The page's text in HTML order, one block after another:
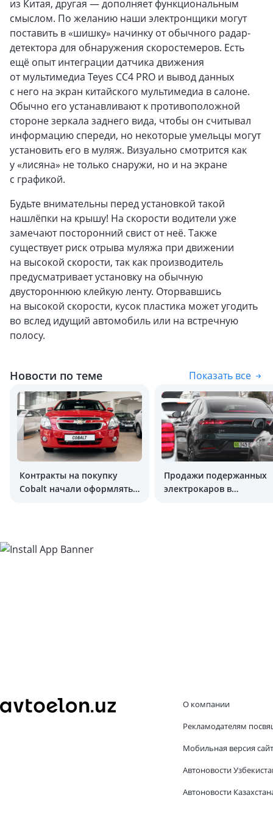
из Китая, другая — дополняет функциональным
смыслом. По желанию наши электронщики могут
поставить в «шишку» начинку от обычного радар-
детектора для обнаружения скоростемеров. Есть
ещё опыт интеграции датчика движения
от мультимедиа Teyes CC4 PRO и вывод данных
с него на экран китайского мультимедиа в салоне.
Обычно его устанавливают к противоположной
стороне зеркала заднего вида, чтобы он считывал
информацию спереди, но некоторые умельцы могут
установить его в муляж. Визуально смотрится как
у «лисяна» не только снаружи, но и на экране
с графикой.
Будьте внимательны перед установкой такой
нашлёпки на крышу! На скорости водители уже
замечают посторонний свист от неё. Также
существует риск отрыва муляжа при движении
на высокой скорости, так как производитель
предусматривает установку на обычную
двустороннюю клейкую ленту. Оторвавшись
на высокой скорости, кусок пластика может угодить
во вслед идущий автомобиль или на встречную
полосу.
Новости по теме Показать все
Контракты на покупку
Cobalt начали оформлять
Продажи подержанных
электрокаров в
О компании
Рекламодателям
Мобильная версия
Автоновости
Автоновости